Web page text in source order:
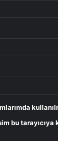
bu tarayıcıya